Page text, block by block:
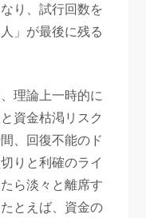
り、試行回数を
」が最後に残る
理論上一時的に
資金枯渇リスク
、回復不能のド
りと利確のライ
ら淡々と離席す
とえば、資金の